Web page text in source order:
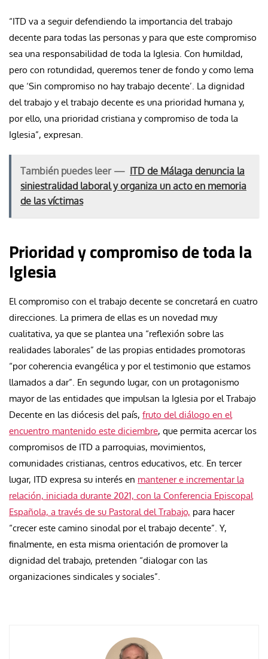
“ITD va a seguir defendiendo la importancia del trabajo
decente para todas las personas y para que este compromiso
sea una responsabilidad de toda la Iglesia. Con humildad,
pero con rotundidad, queremos tener de fondo y como lema
que ‘Sin compromiso no hay trabajo decente’. La dignidad
del trabajo y el trabajo decente es una prioridad humana y,
por ello, una prioridad cristiana y compromiso de toda la
Iglesia”, expresan.
También puedes leer — ITD de Málaga denuncia la
siniestralidad laboral y organiza un acto en memoria
de las víctimas
Prioridad y compromiso de toda la
Iglesia
El compromiso con el trabajo decente se concretará en cuatro
direcciones. La primera de ellas es un novedad muy
cualitativa, ya que se plantea una “reflexión sobre las
realidades laborales” de las propias entidades promotoras
“por coherencia evangélica y por el testimonio que estamos
llamados a dar”. En segundo lugar, con un protagonismo
mayor de las entidades que impulsan la Iglesia por el Trabajo
Decente en las diócesis del país, fruto del diálogo en el
encuentro mantenido este diciembre, que permita acercar los
compromisos de ITD a parroquias, movimientos,
comunidades cristianas, centros educativos, etc. En tercer
lugar, ITD expresa su interés en mantener e incrementar la
relación, iniciada durante 2021, con la Conferencia Episcopal
Española, a través de su Pastoral del Trabajo, para hacer
“crecer este camino sinodal por el trabajo decente”. Y,
finalmente, en esta misma orientación de promover la
dignidad del trabajo, pretenden “dialogar con las
organizaciones sindicales y sociales”.